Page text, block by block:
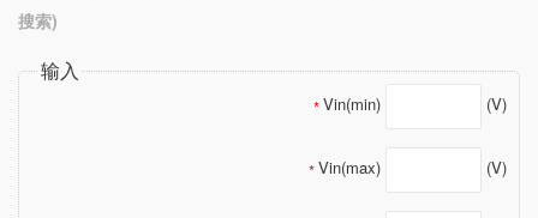
搜索)
输入
*Vin(min) (V)
*Vin(max) (V)